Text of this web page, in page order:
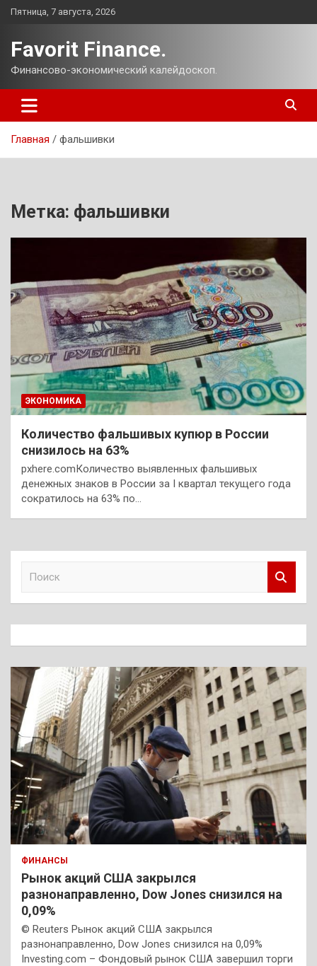
Перейти
Пятница, 7 августа, 2026
Favorit Finance.
Финансово-экономический калейдоскоп.
Главная фальшивки
Метка: фальшивки
ЭКОНОМИКА
Количество фальшивых купюр в России
снизилось на 63%
pxhere.comКоличество выявленных фальшивых
денежных знаков в России за I квартал текущего года
сократилось на 63% по…
к
ФИНАНСЫ
Рынок акций США закрылся
разнонаправленно, Dow Jones снизился на
0,09%
© Reuters Рынок акций США закрылся
разнонаправленно, Dow Jones снизился на 0,09%
Investing.com – Фондовый рынок США завершил торги